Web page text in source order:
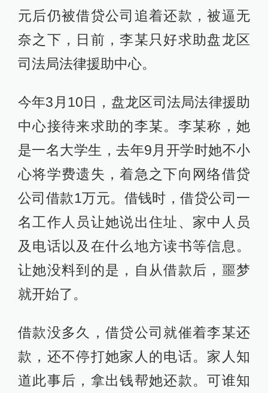
元后仍被借贷公司追着还款，被逼无
奈之下，日前，李某只好求助盘龙区
司法局法律援助中心。
今年3月10日，盘龙区司法局法律援助
中心接待来求助的李某。李某称，她
是一名大学生，去年9月开学时她不小
心将学费遗失，着急之下向网络借贷
公司借款1万元。借钱时，借贷公司一
名工作人员让她说出住址、家中人员
及电话以及在什么地方读书等信息。
让她没料到的是，自从借款后，噩梦
就开始了。
借款没多久，借贷公司就催着李某还
款，还不停打她家人的电话。家人知
道此事后，拿出钱帮她还款。可谁知